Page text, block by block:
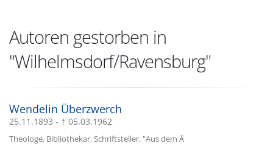
Autoren gestorben in
"Wilhelmsdorf/Ravensburg"
Wendelin Überzwerch
25.11.1893 - † 05.03.1962
Theologe, Bibliothekar, Schriftsteller, "Aus dem Ä